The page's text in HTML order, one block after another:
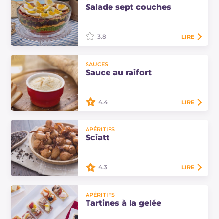
un accompagnement léger et
rafraîchissant, facile à préparer, à
Salade sept couches
classique de la cuisine des USA, une
recette fraîche et savoureuse
3.8 LIRE
SAUCES
Sauce au raifort
La sauce au raifort est l'un des
meilleurs accompagnements pour
les viandes bouillies et rôties en
4.4 LIRE
APÉRITIFS
Sciatt
Les sciatt sont une spécialité de la
Valteline : des beignets ronds
croquants de sarrasin qui cachent
4.3 LIRE
APÉRITIFS
Tartines à la gelée